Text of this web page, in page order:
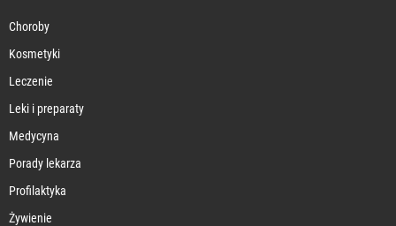
Choroby
Kosmetyki
Leczenie
Leki i preparaty
Medycyna
Porady lekarza
Profilaktyka
Żywienie